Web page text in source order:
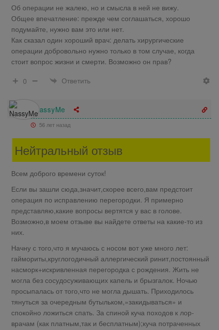
Об операции не жалею, но и смысла в ней не вижу.
Общее впечатление: прежде чем соглашаться, хорошо
подумайте, нужно вам это или нет.
Как сказал один хороший врач: делать хирургические
операции добровольно нужно только в том случае, когда
стоит вопрос жизни и смерти. Возможно он прав?
0
Ответить
NassyMe
56 лет назад
Нейтральный отзыв
Всем доброго времени суток!
Если вы зашли сюда,значит,скорее всего,вам предстоит
операция по исправлению перегородки. Я примерно
представляю,какие вопросы вертятся у вас в голове.
Возможно,в моем отзыве вы найдете ответы на какие-то из
них.
Начну с того,что я мучаюсь с носом вот уже много лет:
гаймориты,круглогодичный аллергический ринит,постоянный
насморк+искривленная перегородка с рождения. Жить не
могла без сосудосуживающих капель и брызгалок. Ночью
просыпалась от того,что не могла дышать. Приходилось
тянуться за очередным бутыльком,»закидываться» и
спокойно ложиться спать. За спиной куча походов к лор-
врачам (как платным,так и бесплатным);куча потраченных